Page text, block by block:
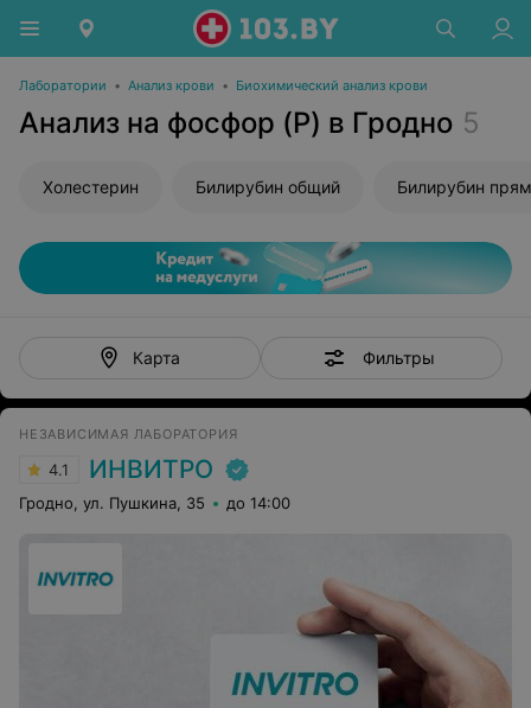
Лаборатории • Анализ крови • Биохимический анализ крови
Анализ на фосфор (P) в Гродно 5
Холестерин Билирубин общий Билирубин
Карта Фильтры
НЕЗАВИСИМАЯ ЛАБОРАТОРИЯ
4.1 ИНВИТРО
Гродно, ул. Пушкина, 35 до 14:00